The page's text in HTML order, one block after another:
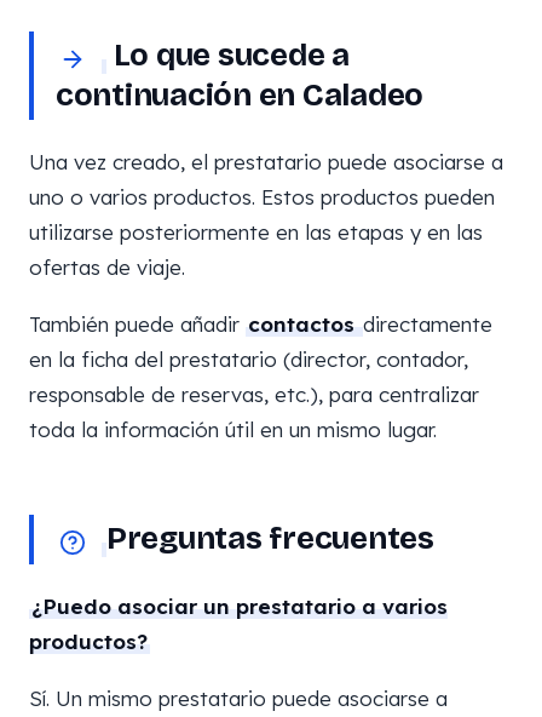
Lo que sucede a
continuación en Caladeo
Una vez creado, el prestatario puede asociarse a
uno o varios productos. Estos productos pueden
utilizarse posteriormente en las etapas y en las
ofertas de viaje.
También puede añadir contactosdirectamente
en la ficha del prestatario (director, contador,
responsable de reservas, etc.), para centralizar
toda la información útil en un mismo lugar.
Preguntas frecuentes
¿Puedo asociar un prestatario a varios
productos?
Sí. Un mismo prestatario puede asociarse a